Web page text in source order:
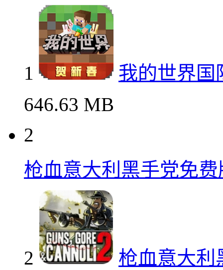
1
我的世界国
646.63 MB
2
枪血意大利黑手党免
2
枪血意大利